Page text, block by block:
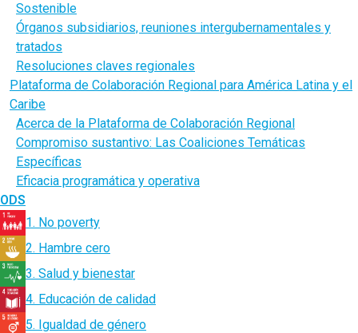
Sostenible
Órganos subsidiarios, reuniones intergubernamentales y
tratados
Resoluciones claves regionales
Plataforma de Colaboración Regional para América Latina y el
Caribe
Acerca de la Plataforma de Colaboración Regional
Compromiso sustantivo: Las Coaliciones Temáticas
Específicas
Eficacia programática y operativa
ODS
1. No poverty
2. Hambre cero
3. Salud y bienestar
4. Educación de calidad
5. Igualdad de género